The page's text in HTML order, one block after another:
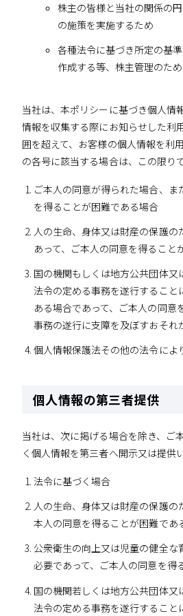
株主の皆様と当社の関係の
の施策を実施するため
各種法令に基づき所定の基
作成する等、株主管理のため
当社は、本ポリシーに基づき個人情
情報を収集する際にお知らせした利
囲を超えて、お客様の個人情報を利
の各号に該当する場合は、この限り
ご本人の同意が得られた場合、ま
を得ることが困難である場合
人の生命、身体又は財産の保護の
あって、ご本人の同意を得ること
国の機関もしくは地方公共団体又
法令の定める事務を遂行すること
ある場合であって、ご本人の同意
事務の遂行に支障を及ぼすおそれ
個人情報保護法その他の法令によ
個人情報の第三者提供
当社は、次に掲げる場合を除き、ご
く個人情報を第三者へ開示又は提供
法令に基づく場合
人の生命、身体又は財産の保護の
本人の同意を得ることが困難であ
公衆衛生の向上又は児童の健全な
必要であって、ご本人の同意を得
国の機関若しくは地方公共団体又
法令の定める事務を遂行すること